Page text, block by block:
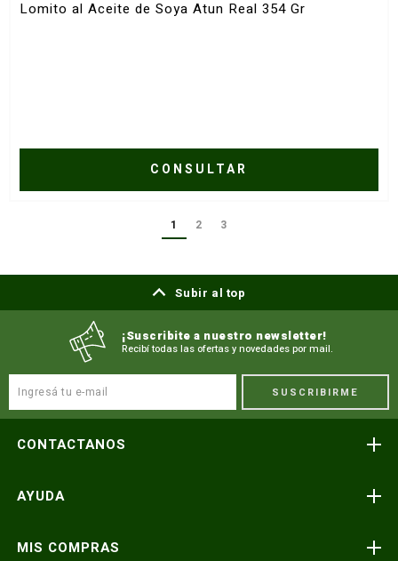
Lomito al Aceite de Soya Atun Real 354 Gr
CONSULTAR
1 2 3
Subir al top
¡Suscribite a nuestro newsletter!
Recibí todas las ofertas y novedades por mail.
SUSCRIBIRME
CONTACTANOS
Atención telefónica
Consultas y reclamos
AYUDA
Preguntas frecuentes
MIS COMPRAS